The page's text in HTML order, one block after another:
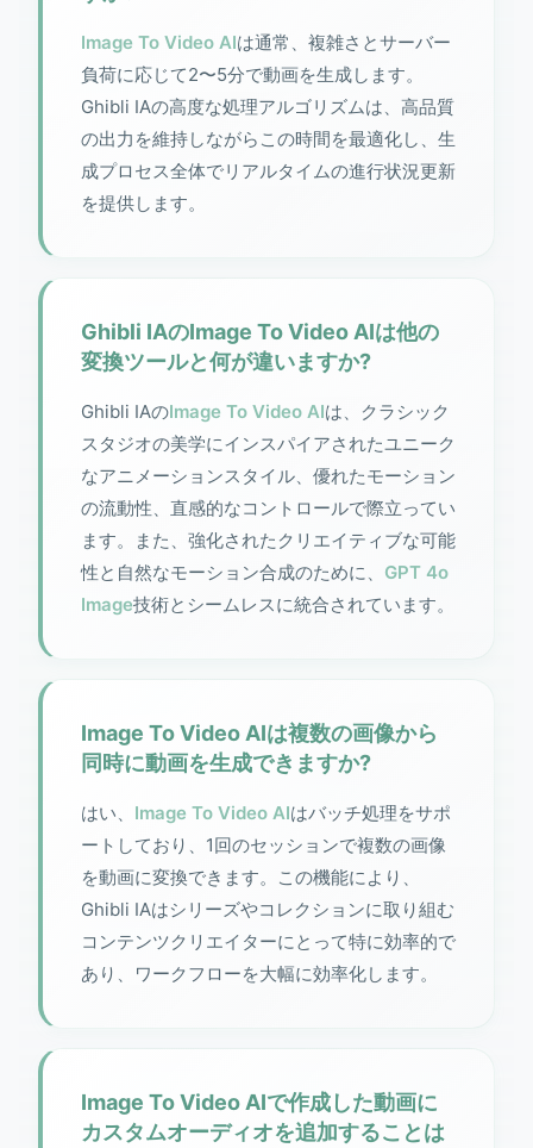
Image To Video AIは通常、複雑さとサーバー
負荷に応じて2〜5分で動画を生成します。
Ghibli IAの高度な処理アルゴリズムは、高品質
の出力を維持しながらこの時間を最適化し、生
成プロセス全体でリアルタイムの進行状況更新
を提供します。
Ghibli IAのImage To Video AIは他の
変換ツールと何が違いますか?
Ghibli IAのImage To Video AIは、クラシック
スタジオの美学にインスパイアされたユニーク
なアニメーションスタイル、優れたモーション
の流動性、直感的なコントロールで際立ってい
ます。また、強化されたクリエイティブな可能
性と自然なモーション合成のために、 GPT 4o
Image技術とシームレスに統合されています。
Image To Video AIは複数の画像から
同時に動画を生成できますか?
はい、 Image To Video AIはバッチ処理をサポ
ートしており、1回のセッションで複数の画像
を動画に変換できます。この機能により、
Ghibli IAはシリーズやコレクションに取り組む
コンテンツクリエイターにとって特に効率的で
あり、ワークフローを大幅に効率化します。
Image To Video AIで作成した動画に
カスタムオーディオを追加することは